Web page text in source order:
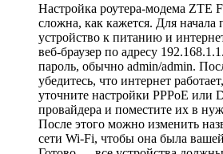
Настройка роутера-модема ZTE
сложна, как кажется. Для начала
устройство к питанию и
веб-браузер по адресу
пароль, обычно admin/admin.
убедитесь, что интернет
уточните настройки PPPoE или
провайдера и поместите их в
После этого можно изменить
сети Wi-Fi, чтобы она была